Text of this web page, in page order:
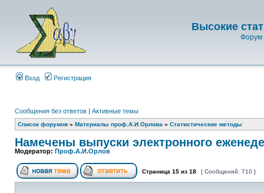
Высокие
Форум
Вход Регистрация
Сообщения без ответов | Активные темы
Список форумов » Материалы проф.А.И.Орлова » Статистические методы
Намечены выпуски электронного
Модератор: Проф.А.И.Орлов
Страница 15 из 18 [ Сообщений: 710 ]